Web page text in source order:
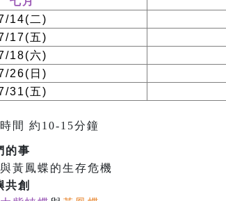
14( 二 )
17(五)
18(六)
26( 日 )
31(五)
間 約10-15分鐘
的事
黃鳳蝶的生存危機
共創